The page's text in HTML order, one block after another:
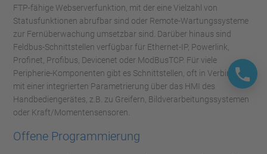
FTP-fähige Webserverfunktion, mit der eine Vielzahl von
Statusfunktionen abrufbar sind oder Remote-Wartungssysteme
zur Fernüberwachung umsetzbar sind. Darüber hinaus sind
Feldbus-Schnittstellen verfügbar für Ethernet-IP, Powerlink,
Profinet, Profibus, Devicenet oder ModBusTCP. Für viele
Peripherie-Komponenten gibt es Schnittstellen, oft in Verbindung
mit einer integrierten Parametrierung über das HMI des
Handbediengerätes, z.B. zu Greifern, Bildverarbeitungssystemen
oder Kraft/Momentensensoren.
Offene Programmierung